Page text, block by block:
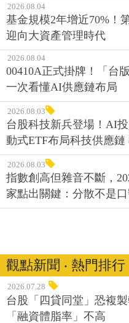
2026.08.04
基金規模2年增近70%！
迎向大資產管理時代
2026.08.04
00410A正式掛牌！「台
一次看懂AI供應鏈布局
2026.08.03
台股科技新兵登場！AI
動式ETF布局科技供應鏈
2026.08.03
指數創高但雜音不斷，
家點出關鍵：分散不是
觀點新聞 ‧ 熱門排行
2026.07.28
台股「四貸同堂」恐複
「融資體脂率」不高